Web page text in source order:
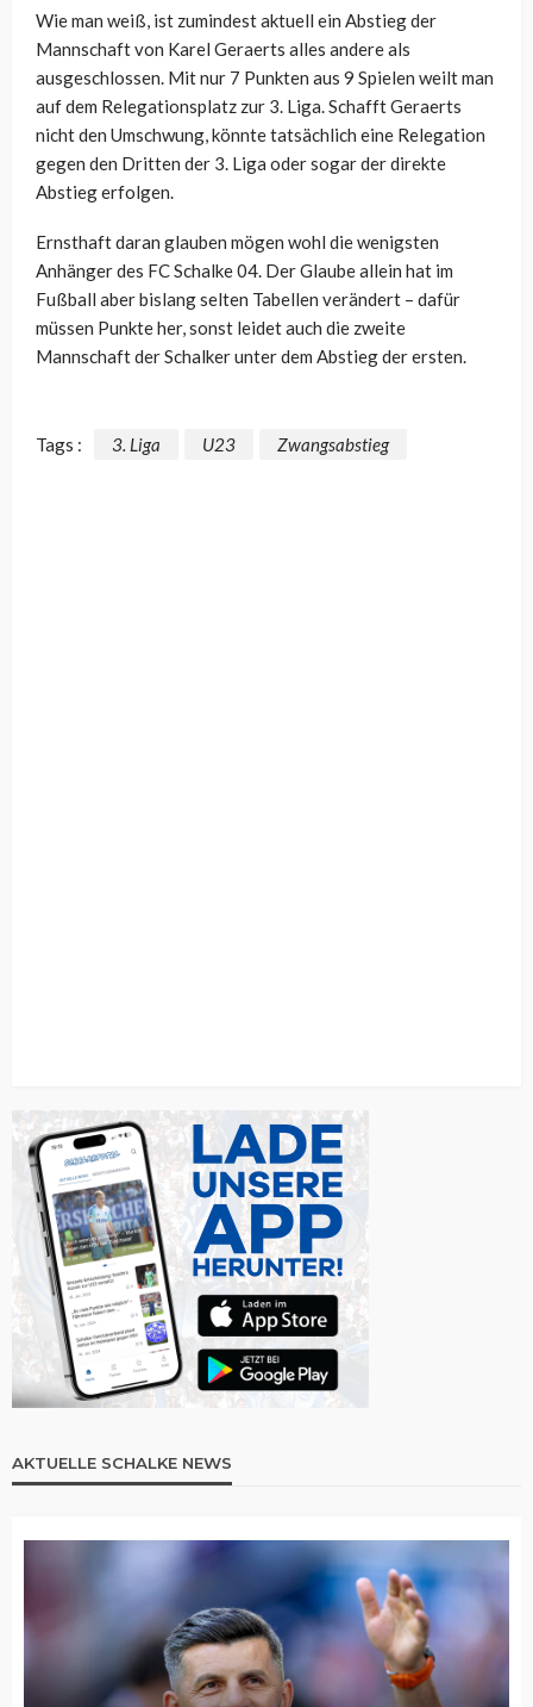
Wie man weiß, ist zumindest aktuell ein Abstieg der
Mannschaft von Karel Geraerts alles andere als
ausgeschlossen. Mit nur 7 Punkten aus 9 Spielen weilt man
auf dem Relegationsplatz zur 3. Liga. Schafft Geraerts
nicht den Umschwung, könnte tatsächlich eine Relegation
gegen den Dritten der 3. Liga oder sogar der direkte
Abstieg erfolgen.
Ernsthaft daran glauben mögen wohl die wenigsten
Anhänger des FC Schalke 04. Der Glaube allein hat im
Fußball aber bislang selten Tabellen verändert – dafür
müssen Punkte her, sonst leidet auch die zweite
Mannschaft der Schalker unter dem Abstieg der ersten.
Tags : 3. Liga U23 Zwangsabstieg
AKTUELLE SCHALKE NEWS